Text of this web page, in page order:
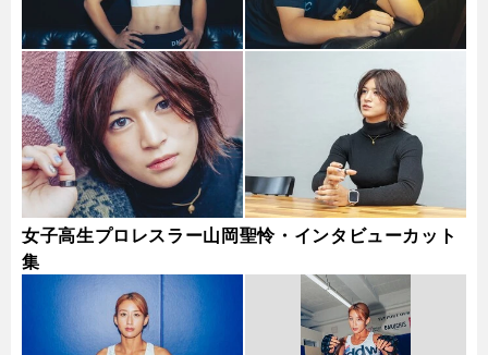
女子高生プロレスラー山岡聖怜・インタビューカット
集